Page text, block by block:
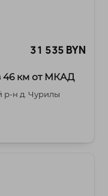
31 535 BYN
46 км от МКАД
р-н д. Чурилы